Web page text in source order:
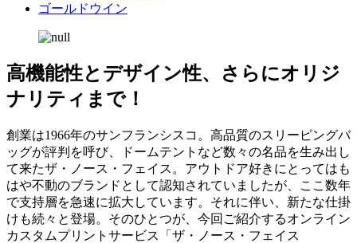
ゴールドウイン
高機能性とデザイン性、さらにオリジ
ナリティまで！
創業は1966年のサンフランシスコ。高品質のスリーピングバ
ッグが評判を呼び、ドームテントなど数々の名品を生み出し
て来たザ・ノース・フェイス。アウトドア好きにとってはも
はや不動のブランドとして認知されていましたが、ここ数年
で支持層を急速に拡大しています。それに伴い、新たな仕掛
けも続々と登場。そのひとつが、今回ご紹介するオンライン
カスタムプリントサービス「ザ・ノース・フェイス